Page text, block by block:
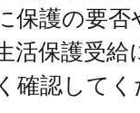
保護の要
活保護受給
確認して